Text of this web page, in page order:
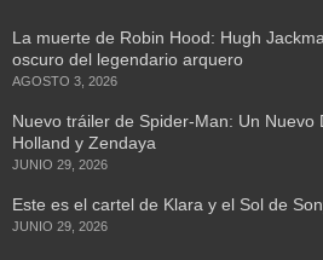
La muerte de Robin Hood: Hugh
oscuro del legendario arquero
AGOSTO 3, 2026
Nuevo tráiler de Spider-Man: Un Nuevo
Holland y Zendaya
JUNIO 29, 2026
Este es el cartel de Klara y el Sol de
JUNIO 29, 2026